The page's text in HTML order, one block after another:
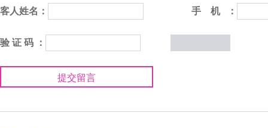
客人姓名： 手 机 ：
验 证 码 ：
提交留言